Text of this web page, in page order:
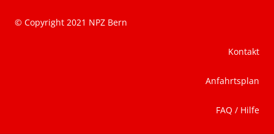
© Copyright 2021 NPZ Bern
Kontakt
Anfahrtsplan
FAQ / Hilfe